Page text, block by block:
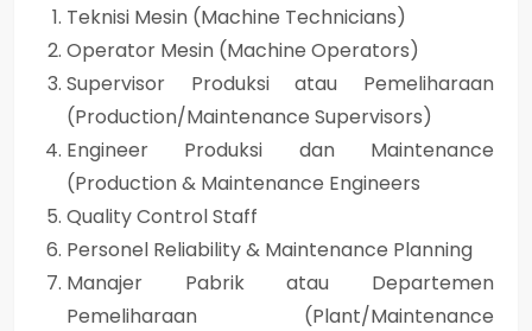
Teknisi Mesin (Machine Technicians)
Operator Mesin (Machine Operators)
Supervisor Produksi atau Pemeliharaan
(Production/Maintenance Supervisors)
Engineer Produksi dan Maintenance
(Production & Maintenance Engineers
Quality Control Staff
Personel Reliability & Maintenance Planning
Manajer Pabrik atau Departemen
Pemeliharaan (Plant/Maintenance